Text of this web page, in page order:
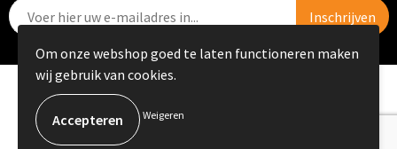
© Copyright PRIKKELS B.V. 2023
Om onze webshop goed te laten functioneren maken
wij gebruik van cookies.
Weigeren